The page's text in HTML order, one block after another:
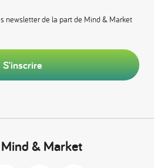
newsletter de la part de Mind & Market
S'inscrire
& Market